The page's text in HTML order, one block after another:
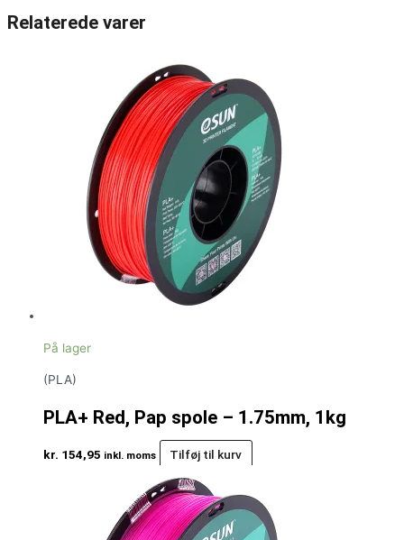
Relaterede varer
På lager
(PLA)
PLA+ Red, Pap spole – 1.75mm, 1kg
kr. 154,95 inkl. moms Tilføj til kurv